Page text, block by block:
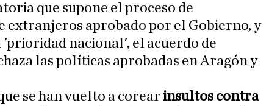
que supone el proceso de
extranjeros aprobado por el Gobierno, y
nacional', el acuerdo de
las políticas aprobadas en Aragón y
se han vuelto a corear insultos contra